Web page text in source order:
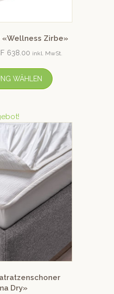
«Wellness Zirbe»
638.00 inkl. MwSt.
WÄHLEN
Dry»